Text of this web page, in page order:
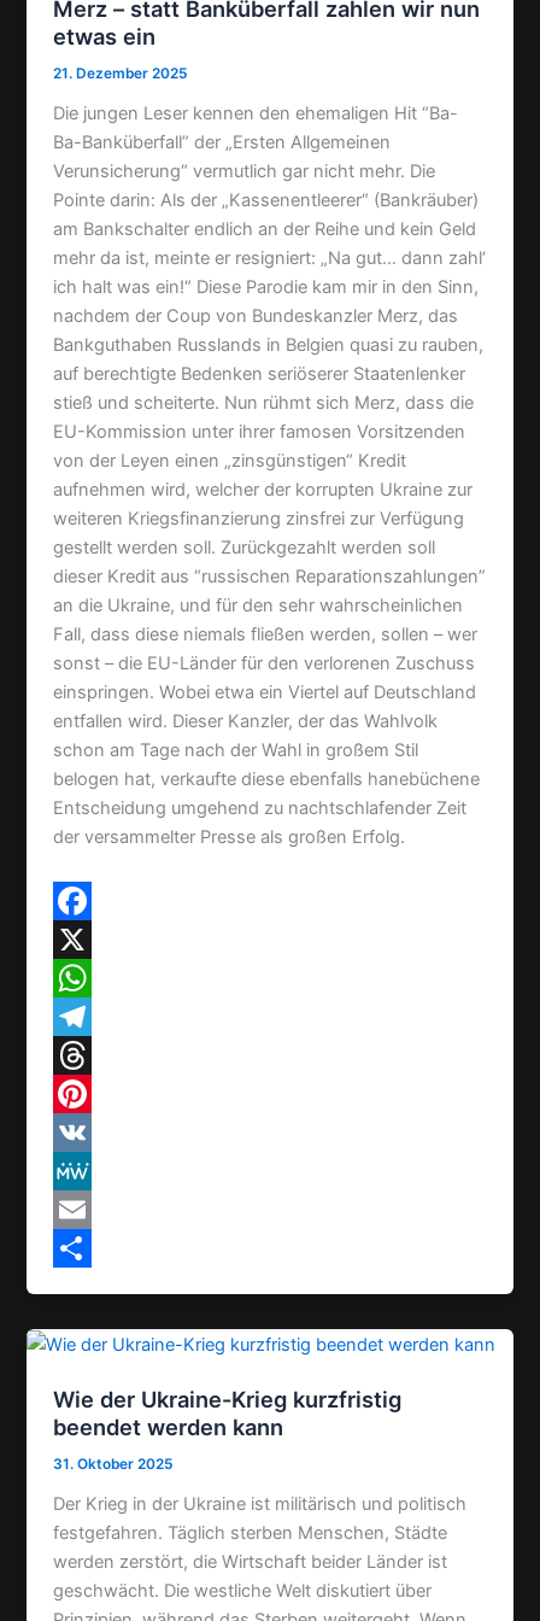
s
t
ll
e
Merz – statt Banküberfall zahlen wir nun
etwas ein
21. Dezember 2025
Die jungen Leser kennen den ehemaligen Hit “Ba-
Ba-Banküberfall” der „Ersten Allgemeinen
Verunsicherung“ vermutlich gar nicht mehr. Die
Pointe darin: Als der „Kassenentleerer“ (Bankräuber)
am Bankschalter endlich an der Reihe und kein Geld
mehr da ist, meinte er resigniert: „Na gut… dann zahl‘
ich halt was ein!“ Diese Parodie kam mir in den Sinn,
nachdem der Coup von Bundeskanzler Merz, das
Bankguthaben Russlands in Belgien quasi zu rauben,
auf berechtigte Bedenken seriöserer Staatenlenker
stieß und scheiterte. Nun rühmt sich Merz, dass die
EU-Kommission unter ihrer famosen Vorsitzenden
von der Leyen einen „zinsgünstigen“ Kredit
aufnehmen wird, welcher der korrupten Ukraine zur
weiteren Kriegsfinanzierung zinsfrei zur Verfügung
gestellt werden soll. Zurückgezahlt werden soll
dieser Kredit aus “russischen Reparationszahlungen”
an die Ukraine, und für den sehr wahrscheinlichen
Fall, dass diese niemals fließen werden, sollen – wer
sonst – die EU-Länder für den verlorenen Zuschuss
einspringen. Wobei etwa ein Viertel auf Deutschland
entfallen wird. Dieser Kanzler, der das Wahlvolk
schon am Tage nach der Wahl in großem Stil
belogen hat, verkaufte diese ebenfalls hanebüchene
Entscheidung umgehend zu nachtschlafender Zeit
der versammelter Presse als großen Erfolg.
F
a
c
e
b
o
o
k
X
W
h
a
t
s
A
p
T
e
e
g
m
T
h
r
e
a
s
P
i
n
r
s
t
V
K
M
e
e
E
a
l
e
l
e
Wie der Ukraine-Krieg kurzfristig
beendet werden kann
31. Oktober 2025
Der Krieg in der Ukraine ist militärisch und politisch
festgefahren. Täglich sterben Menschen, Städte
werden zerstört, die Wirtschaft beider Länder ist
geschwächt. Die westliche Welt diskutiert über